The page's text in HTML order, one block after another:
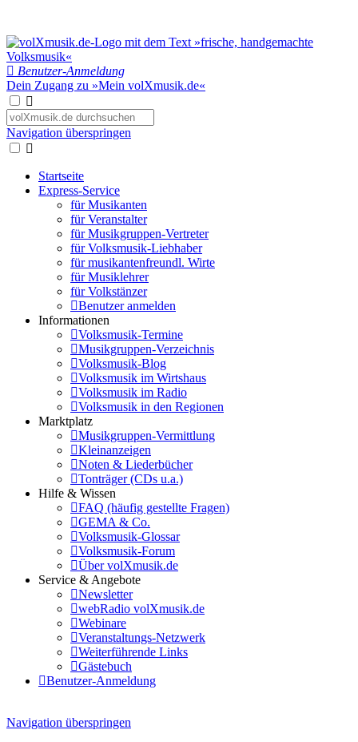
Benutzer-Anmeldung
Dein Zugang zu »Mein volXmusik.de«
Navigation überspringen
Startseite
Express-Service
für Musikanten
für Veranstalter
für Musikgruppen-Vertreter
für Volksmusik-Liebhaber
für musikantenfreundl. Wirte
für Musiklehrer
für Volkstänzer
Benutzer anmelden
Informationen
Volksmusik-Termine
Musikgruppen-Verzeichnis
Volksmusik-Blog
Volksmusik im Wirtshaus
Volksmusik im Radio
Volksmusik in den Regionen
Marktplatz
Musikgruppen-Vermittlung
Kleinanzeigen
Noten & Liederbücher
Tonträger (CDs u.a.)
Hilfe & Wissen
FAQ (häufig gestellte Fragen)
GEMA & Co.
Volksmusik-Glossar
Volksmusik-Forum
Über volXmusik.de
Service & Angebote
Newsletter
webRadio volXmusik.de
Webinare
Veranstaltungs-Netzwerk
Weiterführende Links
Gästebuch
Benutzer-Anmeldung
Navigation überspringen